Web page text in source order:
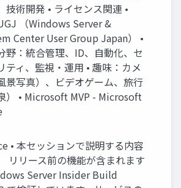
技術開発 • ライセンス関連 •
（Windows Server &
Center User Group Japan） •
野：統合管理、ID、自動化、セ
ティ、監視・運用 • 趣味：カメ
景写真）、ビデオゲーム、旅行
） • Microsoft MVP - Microsoft
• 本セッションで説明する内容
リリース前の機能が含まれます
Server Insider Build